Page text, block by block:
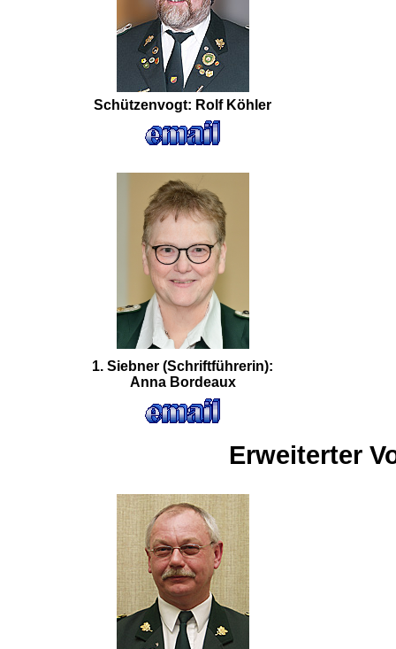
Schützenvogt: Rolf Köhler
1. Siebner (Schriftführerin):
Anna Bordeaux
Erweiterter